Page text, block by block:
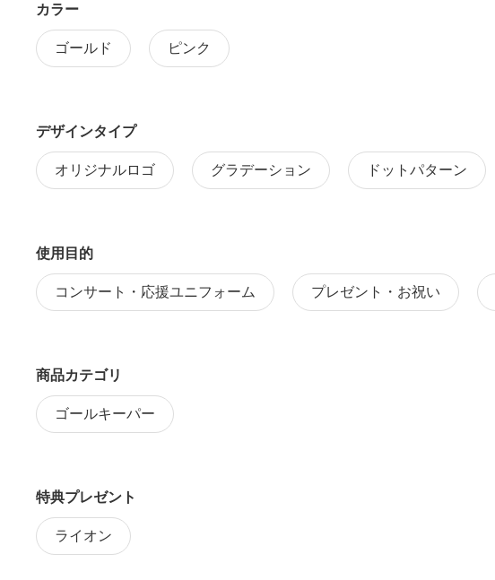
カラー
ゴールド ピンク
デザインタイプ
オリジナルロゴ グラデーション ドットパターン
使用目的
コンサート・応援ユニフォーム プレゼント・お祝い
商品カテゴリ
ゴールキーパー
特典プレゼント
ライオン